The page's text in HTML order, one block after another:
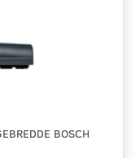
BOSCH